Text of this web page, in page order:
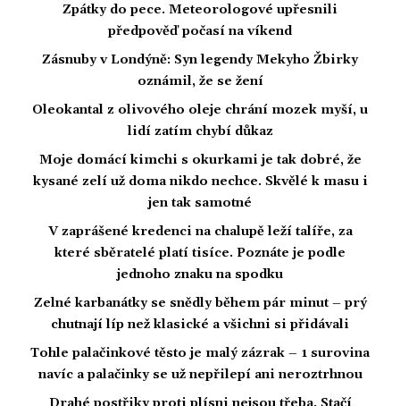
Zpátky do pece. Meteorologové upřesnili
předpověď počasí na víkend
Zásnuby v Londýně: Syn legendy Mekyho Žbirky
oznámil, že se žení
Oleokantal z olivového oleje chrání mozek myší, u
lidí zatím chybí důkaz
Moje domácí kimchi s okurkami je tak dobré, že
kysané zelí už doma nikdo nechce. Skvělé k masu i
jen tak samotné
V zaprášené kredenci na chalupě leží talíře, za
které sběratelé platí tisíce. Poznáte je podle
jednoho znaku na spodku
Zelné karbanátky se snědly během pár minut – prý
chutnají líp než klasické a všichni si přidávali
Tohle palačinkové těsto je malý zázrak – 1 surovina
navíc a palačinky se už nepřilepí ani neroztrhnou